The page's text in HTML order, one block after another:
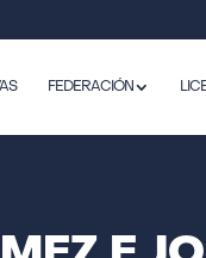
FEDERACIÓN